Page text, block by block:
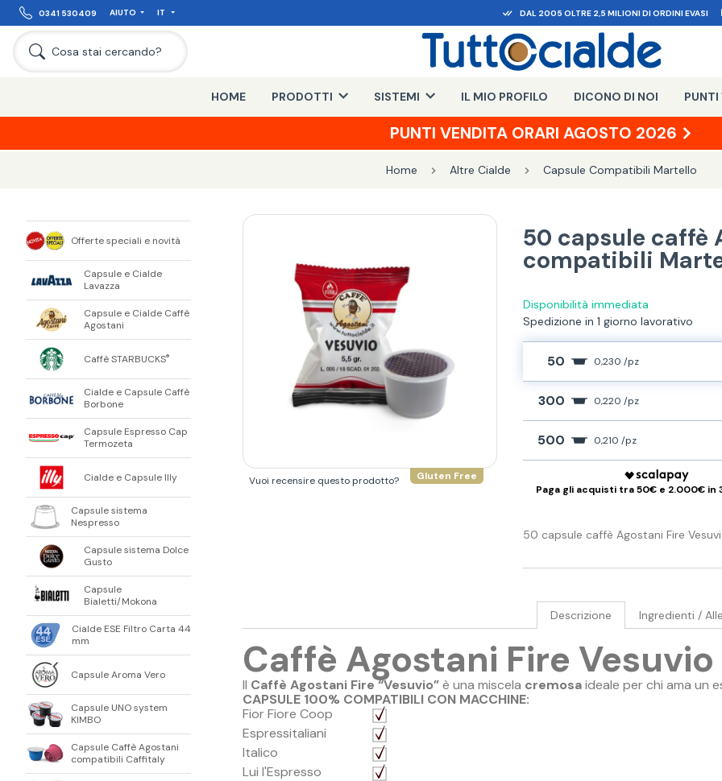
0341 530409 AIUTO IT DAL 2005 OLTRE 2,5 MILIONI DI ORDINI EVASI
Cosa stai cercando?
HOME PRODOTTI SISTEMI IL MIO PROFILO DICONO DI NOI PUNTI
PUNTI VENDITA ORARI AGOSTO 2026
Home Altre Cialde Capsule Compatibili Martello
Offerte speciali e novità
Capsule e Cialde
Lavazza
Capsule e Cialde Caffè
Agostani
Caffè STARBUCKS®
Cialde e Capsule Caffè
Borbone
Capsule Espresso Cap
Termozeta
Cialde e Capsule Illy
Capsule sistema
Nespresso
Capsule sistema Dolce
Gusto
Capsule
Bialetti/Mokona
Cialde ESE Filtro Carta 44
mm
Capsule Aroma Vero
Capsule UNO system
KIMBO
Capsule Caffè Agostani
compatibili Caffitaly
Gluten Free
Vuoi recensire questo prodotto?
50 capsule caffè
compatibili
Disponibilità immediata
Spedizione in 1 giorno lavorativo
50 0,230 /pz
300 0,220 /pz
500 0,210 /pz
Paga gli acquisti tra 50€ e 2.000€
50 capsule caffè Agostani Fire
Descrizione Ingredienti /
Caffè Agostani Fire Vesuvio
Il Caffè Agostani Fire “Vesuvio”è una miscela cremosaideale per chi ama un
CAPSULE 100% COMPATIBILI CON MACCHINE:
Fior Fiore Coop
Espressitaliani
Italico
Lui l'Espresso